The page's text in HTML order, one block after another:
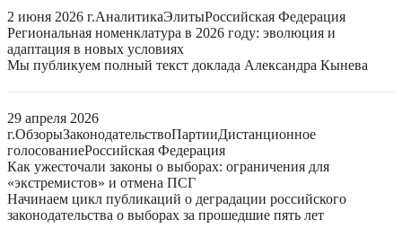
2 июня 2026 г.АналитикаЭлитыРоссийская Федерация
Региональная номенклатура в 2026 году: эволюция и
адаптация в новых условиях
Мы публикуем полный текст доклада Александра Кынева
29 апреля 2026
г.ОбзорыЗаконодательствоПартииДистанционное
голосованиеРоссийская Федерация
Как ужесточали законы о выборах: ограничения для
«экстремистов» и отмена ПСГ
Начинаем цикл публикаций о деградации российского
законодательства о выборах за прошедшие пять лет